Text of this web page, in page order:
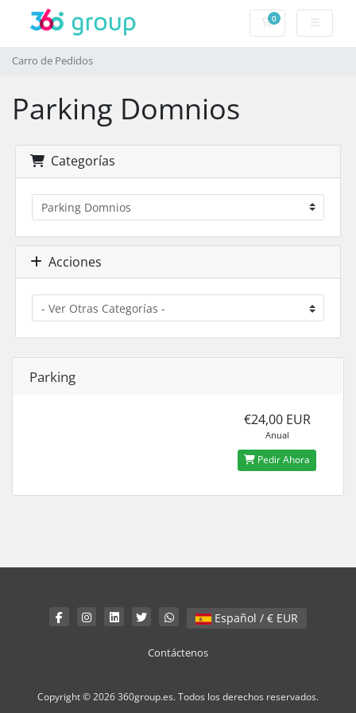
0Carro de Pedidos
Carro de Pedidos
Parking Domnios
Categorías
Acciones
Parking
€24,00 EUR
Anual
Pedir Ahora
Español / € EUR
Contáctenos
Copyright © 2026 360group.es. Todos los derechos reservados.